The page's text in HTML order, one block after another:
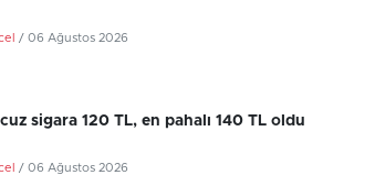
/ 06 Ağustos 2026
sigara 120 TL, en pahalı 140 TL oldu
/ 06 Ağustos 2026